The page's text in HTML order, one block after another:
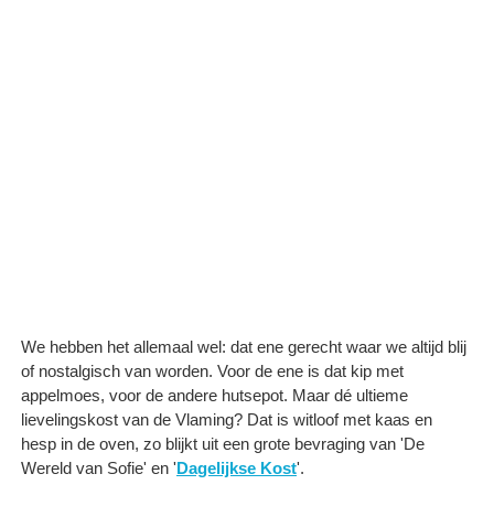
We hebben het allemaal wel: dat ene gerecht waar we altijd blij
of nostalgisch van worden. Voor de ene is dat kip met
appelmoes, voor de andere hutsepot. Maar dé ultieme
lievelingskost van de Vlaming? Dat is witloof met kaas en
hesp in de oven, zo blijkt uit een grote bevraging van 'De
Wereld van Sofie' en 'Dagelijkse Kost'.